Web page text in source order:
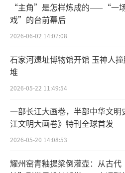
大战黄袍怪的故事是
骨精后的一个小高潮，足
僧、白龙马化人救主、
个段落，峰回路转，曲
中，最为高妙深刻的构
羞的这段啼笑因缘。
原来，黄袍怪是天
转世，而百花羞的前身
女，因彼此爱慕思凡，双
“主角”是怎样炼成的——“一
戏”的台前幕后
2026-06-02 14:07:08
石家河遗址博物馆开馆 玉神人
堆
2026-05-22 11:49:54
一部长江大画卷，半部中华文明
江文明大画卷》特刊全球首发
2026-05-20 14:08:53
耀州窑青釉提梁倒灌壶：从古